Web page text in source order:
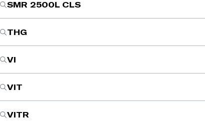
SMR 2500L CLS
THG
VI
VIT
VITR